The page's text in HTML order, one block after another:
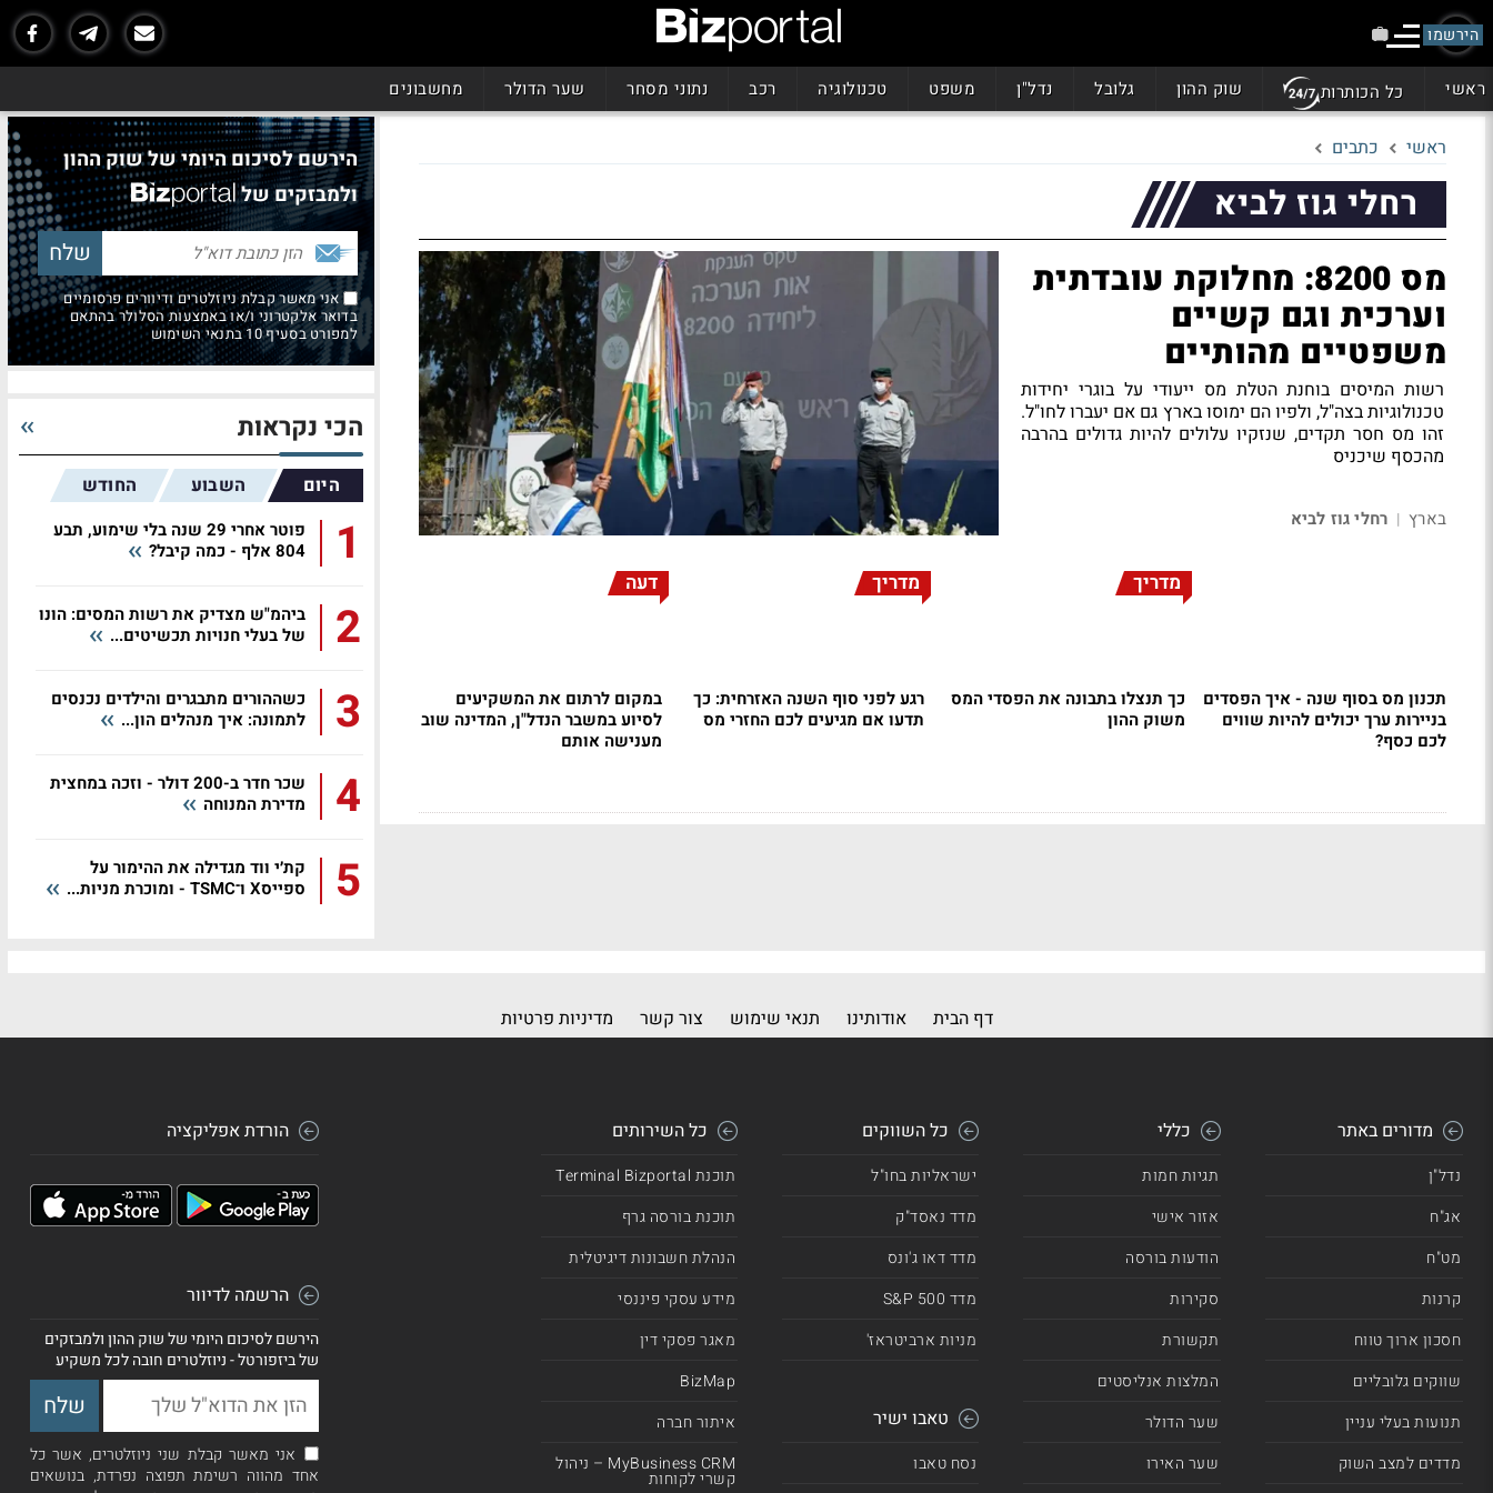
הירשמו
ראשי כל הכותרות שוק ההון גלובל נדל"ן משפט טכנולוגיה רכב נתוני מסחר שער הדולר מחשבונים
ראשי כתבים
רחלי גוז לביא
מס 8200: מחלוקת עובדתית
וערכית וגם קשיים
משפטיים מהותיים
רשות המיסים בוחנת הטלת מס ייעודי על בוגרי יחידות
טכנולוגיות בצה"ל, ולפיו הם ימוסו בארץ גם אם יעברו לחו"ל.
זהו מס חסר תקדים, שנזקיו עלולים להיות גדולים בהרבה
מהכסף שיכניס
בארץ | רחלי גוז לביא
תכנון מס בסוף שנה - איך הפסדים
בניירות ערך יכולים להיות שווים
לכם כסף?
מדריך
כך תנצלו בתבונה את הפסדי המס
משוק ההון
מדריך
רגע לפני סוף השנה האזרחית: כך
תדעו אם מגיעים לכם החזרי מס
דעה
במקום לרתום את המשקיעים
לסיוע במשבר הנדל"ן, המדינה שוב
מענישה אותם
הירשם לסיכום היומי של שוק ההון
ולמבזקים של
אני מאשר קבלת ניוזלטרים ודיוורים פרסומיים
בדואר אלקטרוני ו/או באמצעות הסלולר בהתאם
למפורט בסעיף 10 בתנאי השימוש
הכי נקראות
היום השבוע החודש
1
פוטר אחרי 29 שנה בלי שימוע, תבע
804 אלף - כמה קיבל?
2
ביהמ"ש מצדיק את רשות המסים: הונו
של בעלי חנויות תכשיטים...
3
כשההורים מתבגרים והילדים נכנסים
לתמונה: איך מנהלים הון...
4
שכר חדר ב-200 דולר - וזכה במחצית
מדירת המנוחה
5
קת׳י ווד מגדילה את ההימור על
ספייסX ו־TSMC - ומוכרת מניות...
דף הבית אודותינו תנאי שימוש צור קשר מדיניות פרטיות
מדורים באתר
נדל"ן
אג"ח
מט"ח
קרנות
חסכון ארוך טווח
שווקים גלובליים
תנועות בעלי עניין
מדדים למצב השוק
כללי
תגיות חמות
אזור אישי
הודעות בורסה
סקירות
תקשורת
המלצות אנליסטים
שער הדולר
שער האירו
כל השווקים
ישראליות בחו"ל
מדד נאסד"ק
מדד דאו ג'ונס
מדד 500 S&P
מניות ארביטראז'
טאבו ישיר
נסח טאבו
כל השירותים
תוכנת Terminal Bizportal
תוכנת בורסה גרף
הנהלת חשבונות דיגיטלית
מידע עסקי פיננסי
מאגר פסקי דין
BizMap
איתור חברה
MyBusiness CRM – ניהול
קשרי לקוחות
הורדת אפליקציה
הרשמה לדיוור
הירשם לסיכום היומי של שוק ההון ולמבזקים
של ביזפורטל - ניוזלטרים חובה לכל משקיע
אני מאשר קבלת שני ניוזלטרים, אשר כל
אחד מהווה רשימת תפוצה נפרדת, בנושאים